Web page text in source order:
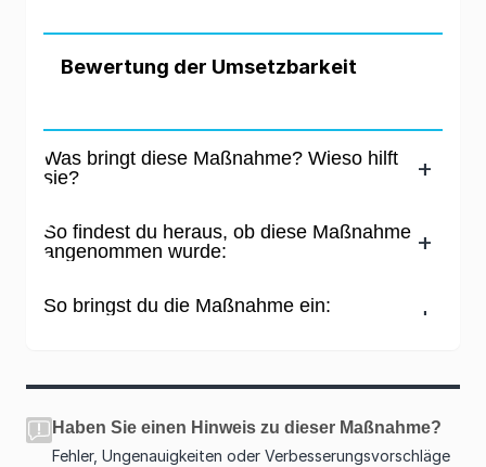
Bewertung der Umsetzbarkeit
Was bringt diese Maßnahme? Wieso hilft
sie?
So findest du heraus, ob diese Maßnahme
angenommen wurde:
So bringst du die Maßnahme ein:
Haben Sie einen Hinweis zu dieser Maßnahme?
Fehler, Ungenauigkeiten oder Verbesserungsvorschläge